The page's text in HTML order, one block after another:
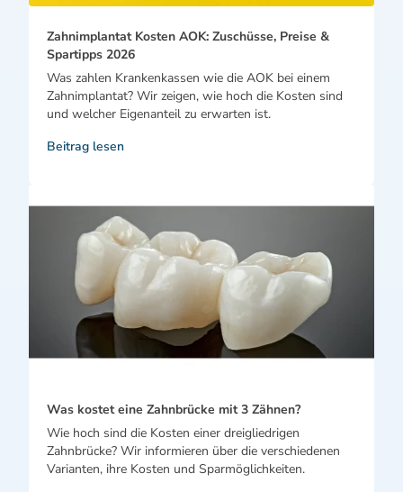
Zahnimplantat Kosten AOK: Zuschüsse, Preise &
Spartipps 2026
Was zahlen Krankenkassen wie die AOK bei einem
Zahnimplantat? Wir zeigen, wie hoch die Kosten sind
und welcher Eigenanteil zu erwarten ist.
Beitrag lesen
Was kostet eine Zahnbrücke mit 3 Zähnen?
Wie hoch sind die Kosten einer dreigliedrigen
Zahnbrücke? Wir informieren über die verschiedenen
Varianten, ihre Kosten und Sparmöglichkeiten.